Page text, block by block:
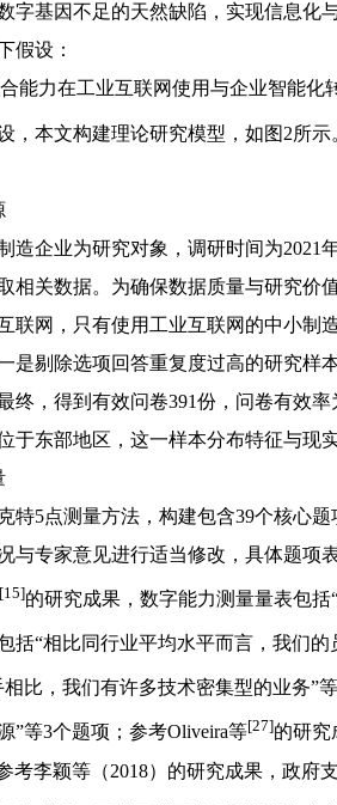
字基因不足的天然缺陷，实现信息化
假设：
合能力在工业互联网使用与企业智能化
，本文构建理论研究模型，如图2所示
造企业为研究对象，调研时间为2021
相关数据。为确保数据质量与研究价
联网，只有使用工业互联网的中小制
是剔除选项回答重复度过高的研究样
终，得到有效问卷391份，问卷有效
于东部地区，这一样本分布特征与现
特5点测量方法，构建包含39个核心
与专家意见进行适当修改，具体题项
的研究成果，数字能力测量量表包括
括“相比同行业平均水平而言，我们
比，我们有许多技术密集型的业务”
”等3个题项；参考Oliveira等[27]的研究
考李颖等（2018）的研究成果，政